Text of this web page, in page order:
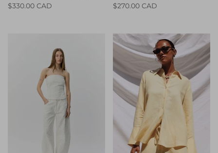
$330.00 CAD
$270.00 CAD